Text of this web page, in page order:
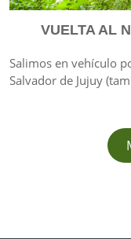
VUELTA AL
Salimos en vehículo
Salvador de Jujuy